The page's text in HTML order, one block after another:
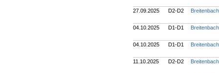
27.09.2025 D2-D2
04.10.2025 D1-D1
04.10.2025 D1-D1
11.10.2025 D2-D2